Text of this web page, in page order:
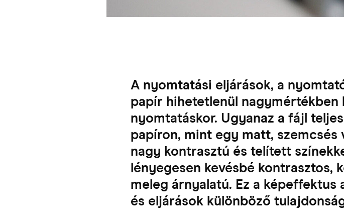
A nyomtatási eljárások, a
papír hihetetlenül nagymértékben
nyomtatáskor. Ugyanaz a fájl
papíron, mint egy matt, szemcsés
nagy kontrasztú és telített
lényegesen kevésbé kontrasztos,
meleg árnyalatú. Ez a
és eljárások különböző